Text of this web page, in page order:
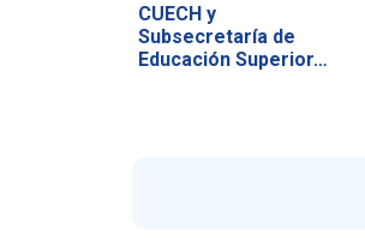
CUECH y
Subsecretaría de
Educación Superior…